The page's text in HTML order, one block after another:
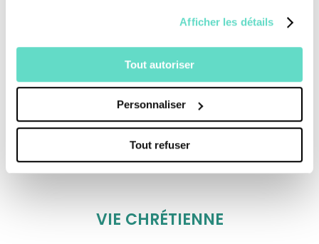
Afficher les détails
Tout autoriser
Personnaliser
Tout refuser
La messe
Documentaires
Parole Inattendue
Tous Frères
Générations Laudato Si’
Agenda Culturel
JDS.tv
Nos émissions
Toutes nos vidéos
VIE CHRÉTIENNE